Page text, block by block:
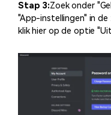
Stap 3:Zoek onder
"App-instellingen" in de
klik hier op de optie